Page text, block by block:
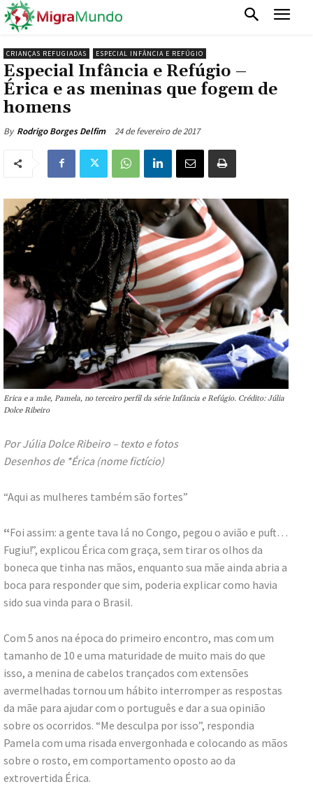
CRIANÇAS REFUGIADAS ESPECIAL INFÂNCIA E REFÚGIO
Especial Infância e Refúgio –
Érica e as meninas que fogem de
homens
By Rodrigo Borges Delfim 24 de fevereiro de 2017
Erica e a mãe, Pamela, no terceiro perfil da série Infância e Refúgio. Crédito: Júlia
Dolce Ribeiro
Por Júlia Dolce Ribeiro – texto e fotos
Desenhos de *Érica (nome fictício)
“Aqui as mulheres também são fortes”
“Foi assim: a gente tava lá no Congo, pegou o avião e puft…
Fugiu!”, explicou Érica com graça, sem tirar os olhos da
boneca que tinha nas mãos, enquanto sua mãe ainda abria a
boca para responder que sim, poderia explicar como havia
sido sua vinda para o Brasil.
Com 5 anos na época do primeiro encontro, mas com um
tamanho de 10 e uma maturidade de muito mais do que
isso, a menina de cabelos trançados com extensões
avermelhadas tornou um hábito interromper as respostas
da mãe para ajudar com o português e dar a sua opinião
sobre os ocorridos. “Me desculpa por isso”, respondia
Pamela com uma risada envergonhada e colocando as mãos
sobre o rosto, em comportamento oposto ao da
extrovertida Érica.